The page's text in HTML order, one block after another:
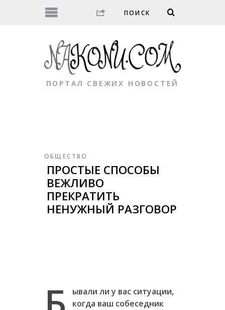
ПОРТАЛ СВЕЖИХ НОВОСТЕЙ
ОБЩЕСТВО
ПРОСТЫЕ СПОСОБЫ
ВЕЖЛИВО
ПРЕКРАТИТЬ
НЕНУЖНЫЙ РАЗГОВОР
ывали ли у вас ситуации,
когда ваш собеседник